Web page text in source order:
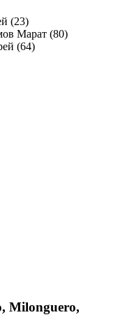
(23)
Марат (80)
(64)
Milonguero,